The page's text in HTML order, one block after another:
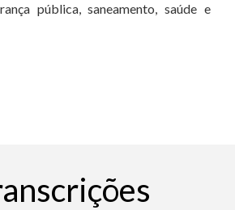
pública, saneamento, saúde e